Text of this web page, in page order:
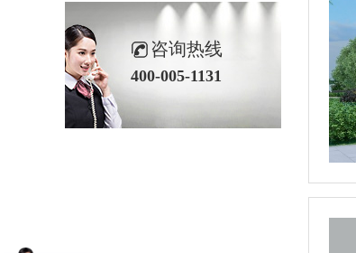
咨询热线
400-005-1131